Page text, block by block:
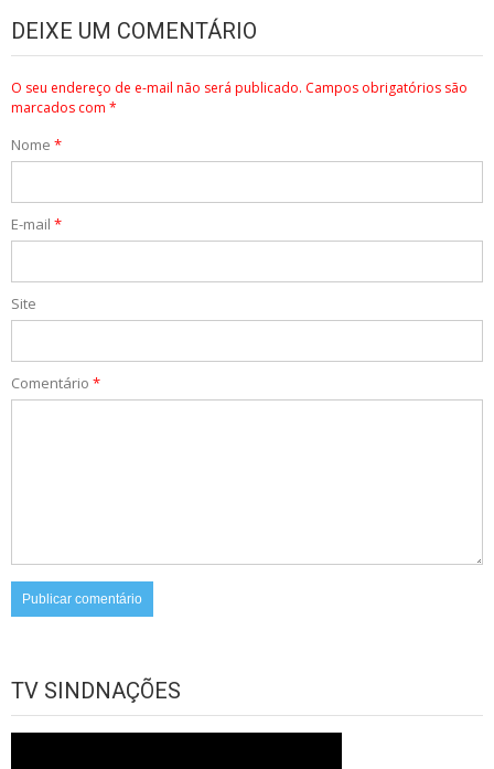
DEIXE UM COMENTÁRIO
O seu endereço de e-mail não será publicado. Campos obrigatórios são
marcados com *
Nome *
E-mail *
Site
Comentário *
TV SINDNAÇÕES